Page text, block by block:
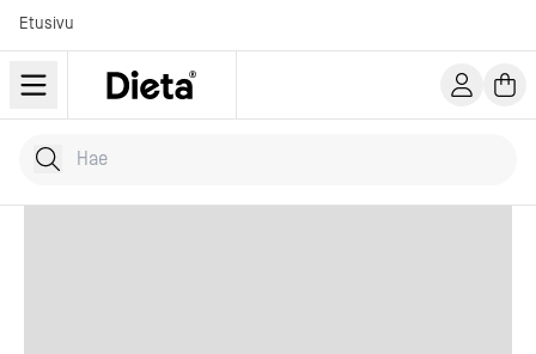
Etusivu
Hae tuotteita
Kirjoita hakusana...